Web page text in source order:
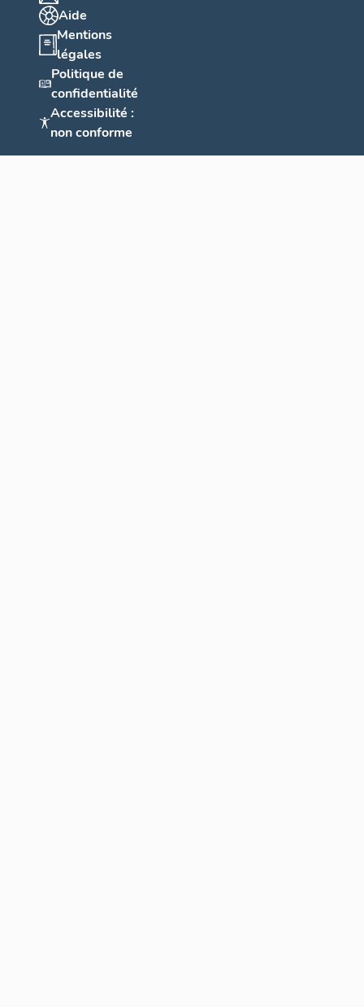
Aide
Mentions
légales
Politique de
confidentialité
Accessibilité :
non conforme